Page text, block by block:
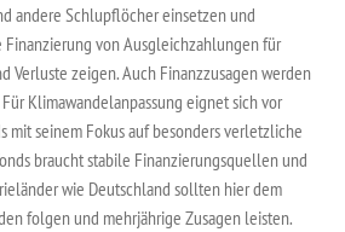
andere Schlupflöcher einsetzen und
von Ausgleichzahlungen für
Verluste zeigen. Auch Finanzzusagen werden
Klimawandelanpassung eignet sich vor
mit seinem Fokus auf besonders verletzliche
braucht stabile Finanzierungsquellen und
wie Deutschland sollten hier dem
folgen und mehrjährige Zusagen leisten.